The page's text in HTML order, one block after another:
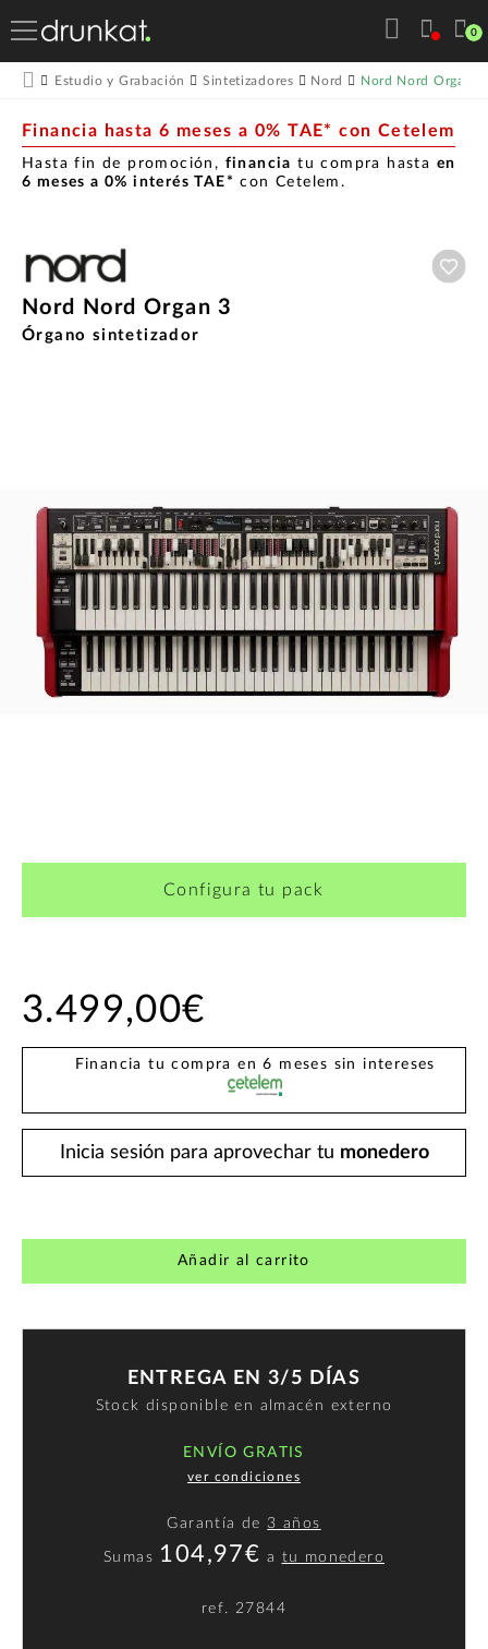
0
Estudio y Grabación Sintetizadores Nord Nord Nord Organ 3
Financia hasta 6 meses a 0% TAE* con Cetelem
Hasta fin de promoción, financia tu compra hasta en
6 meses a 0% interés TAE* con Cetelem.
Nord Nord Organ 3
Órgano sintetizador
Configura tu pack
3.499,00€
Financia tu compra en 6 meses sin intereses
Inicia sesión para aprovechar tu monedero
Añadir al carrito
ENTREGA EN 3/5 DÍAS
Stock disponible en almacén externo
ENVÍO GRATIS
ver condiciones
Garantía de 3 años
Sumas 104,97€ a tu monedero
ref. 27844